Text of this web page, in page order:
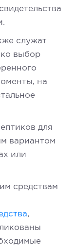
служат
выбор
на
для
вариантом
или
средствам
,